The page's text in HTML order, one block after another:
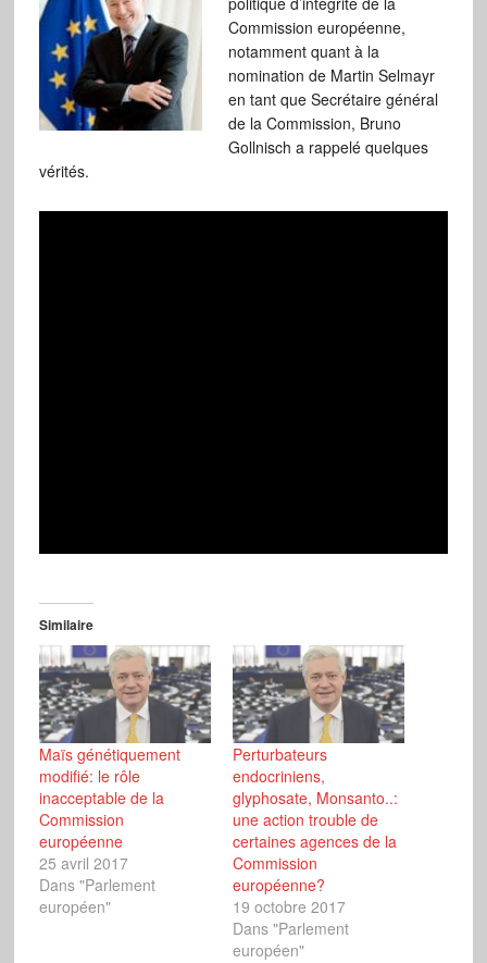
Commission européenne,
notamment quant à la
nomination de Martin Selmayr
en tant que Secrétaire général
de la Commission, Bruno
Gollnisch a rappelé quelques
vérités.
Similaire
Maïs génétiquement
modifié: le rôle
inacceptable de la
Commission
européenne
25 avril 2017
Dans "Parlement
européen"
Perturbateurs
endocriniens,
glyphosate, Monsanto..:
une action trouble de
certaines agences de la
Commission
européenne?
19 octobre 2017
Dans "Parlement
européen"